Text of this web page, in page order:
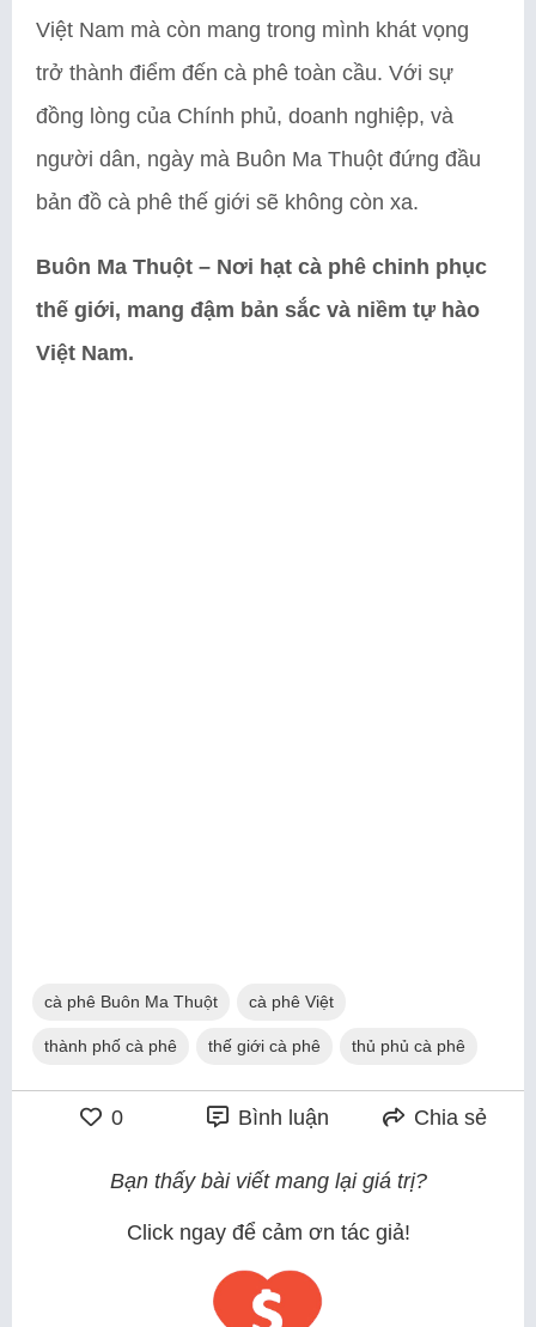
Việt Nam mà còn mang trong mình khát vọng
trở thành điểm đến cà phê toàn cầu. Với sự
đồng lòng của Chính phủ, doanh nghiệp, và
người dân, ngày mà Buôn Ma Thuột đứng đầu
bản đồ cà phê thế giới sẽ không còn xa.
Buôn Ma Thuột – Nơi hạt cà phê chinh phục
thế giới, mang đậm bản sắc và niềm tự hào
Việt Nam.
cà phê Buôn Ma Thuột cà phê Việt
thành phố cà phê thế giới cà phê thủ phủ cà phê
0 Bình luận Chia sẻ
Bạn thấy bài viết mang lại giá trị?
Click ngay để cảm ơn tác giả!